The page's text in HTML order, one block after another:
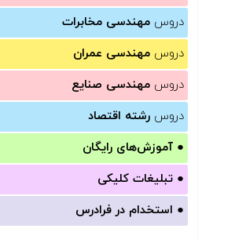
دروس مهندسی مخابرات
دروس مهندسی عمران
دروس مهندسی صنایع
دروس رشته اقتصاد
● آموزش‌های رایگان
● تبلیغات کلیکی
● استخدام در فرادرس